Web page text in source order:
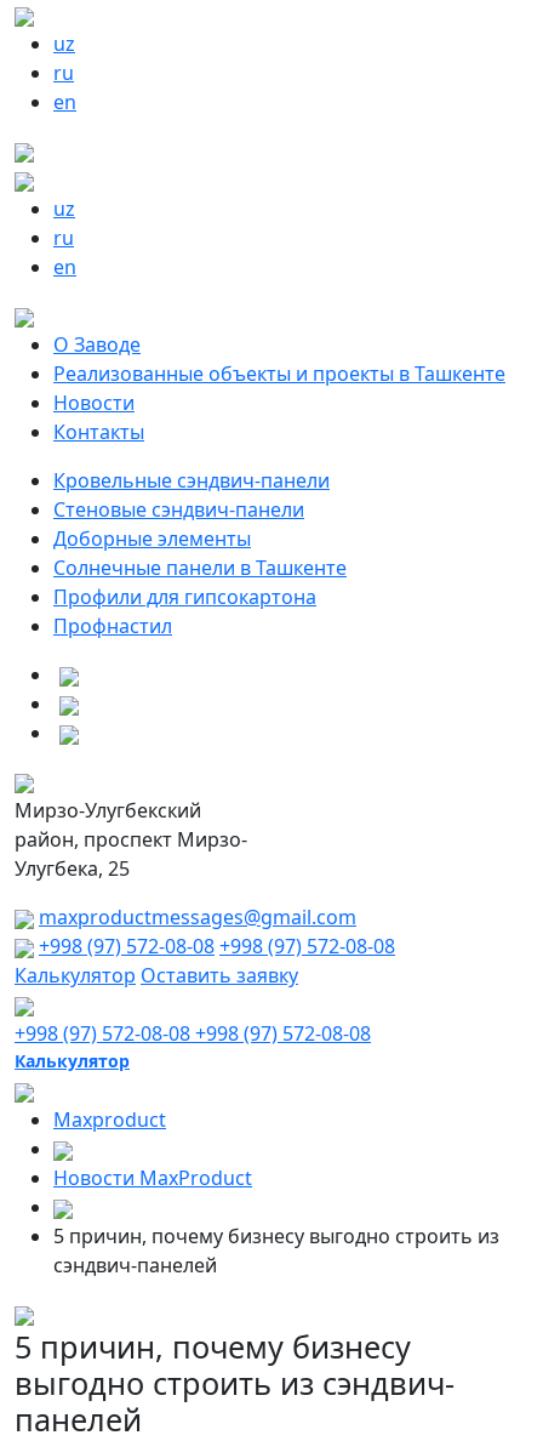
uz
ru
en
uz
ru
en
О Заводе
Реализованные объекты и проекты в Ташкенте
Новости
Контакты
Кровельные сэндвич-панели
Стеновые сэндвич-панели
Доборные элементы
Солнечные панели в Ташкенте
Профили для гипсокартона
Профнастил
Мирзо-Улугбекский
район, проспект Мирзо-
Улугбека, 25
maxproductmessages@gmail.com
+998 (97) 572-08-08+998 (97) 572-08-08
Калькулятор Оставить заявку
+998 (97) 572-08-08+998 (97) 572-08-08
Калькулятор
Maxproduct
Новости MaxProduct
5 причин, почему бизнесу выгодно строить из
сэндвич-панелей
5 причин, почему бизнесу
выгодно строить из сэндвич-
панелей